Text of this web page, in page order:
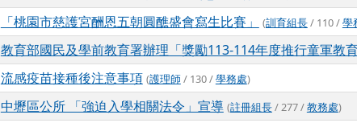
「桃園市慈護宮酬恩五朝圓醮盛會寫生比賽」 (訓育組長/ 110 /學
教育部國民及學前教育署辦理「獎勵113-114年度推行童軍教
流感疫苗接種後注意事項 (護理師/ 130 /學務處)
中壢區公所 「強迫入學相關法令」宣導 (註冊組長/ 277 /教務處)